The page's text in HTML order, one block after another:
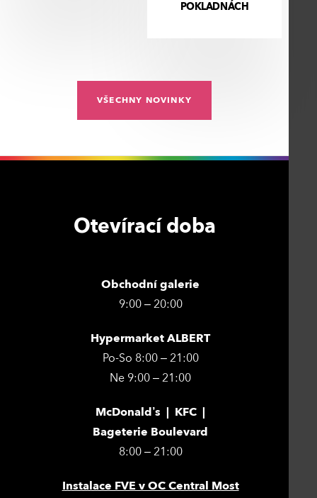
POKLADNÁCH
VŠECHNY NOVINKY
Otevírací doba
Obchodní galerie
9:00 – 20:00
Hypermarket ALBERT
Po-So 8:00 – 21:00
Ne 9:00 – 21:00
McDonald’s | KFC |
Bageterie Boulevard
8:00 – 21:00
Instalace FVE v OC Central Most